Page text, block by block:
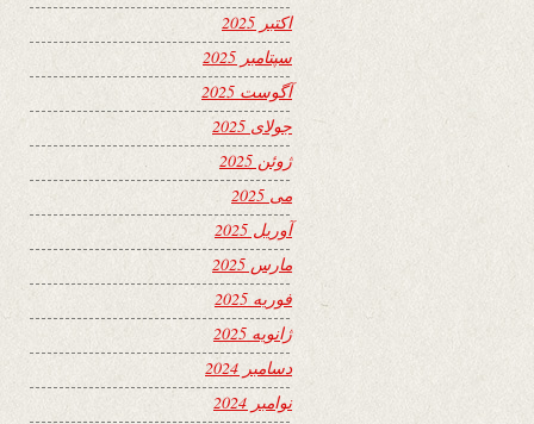
اکتبر 2025
سپتامبر 2025
آگوست 2025
جولای 2025
ژوئن 2025
می 2025
آوریل 2025
مارس 2025
فوریه 2025
ژانویه 2025
دسامبر 2024
نوامبر 2024